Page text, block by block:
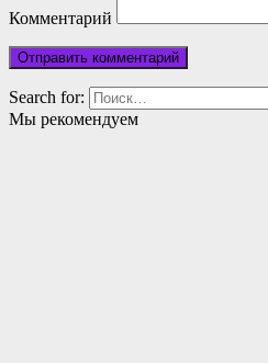
Комментарий
Search for:
Мы рекомендуем